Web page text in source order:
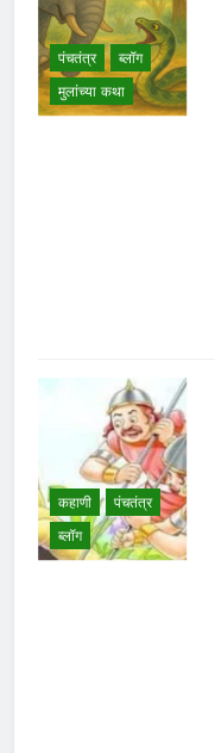
पंचतंत्र
ब्लॉग
मुलांच्या कथा
कहाणी
पंचतंत्र
ब्लॉग